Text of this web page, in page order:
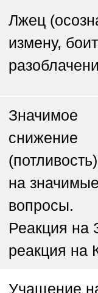
Лжец
измену,
Значимое
снижение
(потливость)
на
вопросы.
Реакция на
реакция на
Учащение